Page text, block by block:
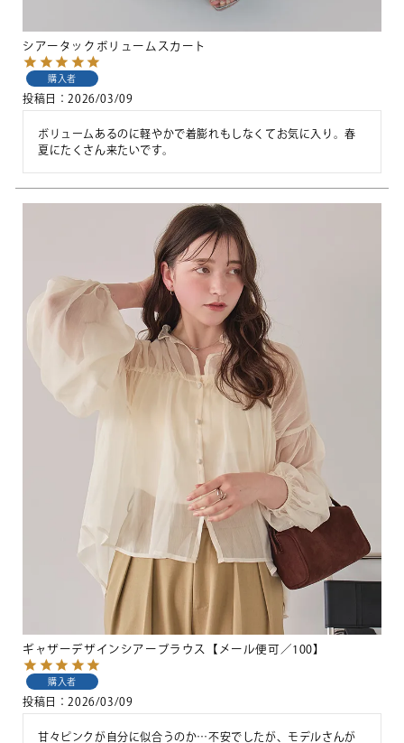
シアータックボリュームスカート
購入者
投稿日 2026/03/09
ボリュームあるのに軽やかで着膨れもしなくてお気に入り。春
夏にたくさん来たいです。
ギャザーデザインシアーブラウス【メール便可／100】
購入者
投稿日 2026/03/09
甘々ピンクが自分に似合うのか…不安でしたが、モデルさんが